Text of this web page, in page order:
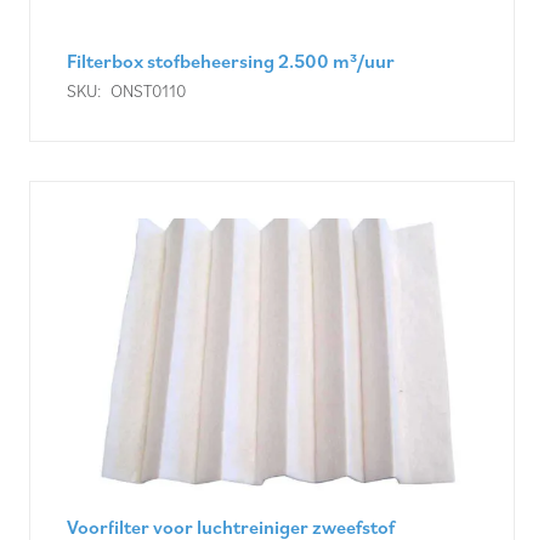
Filterbox stofbeheersing 2.500 m³/uur
SKU: ONST0110
Voorfilter voor luchtreiniger zweefstof